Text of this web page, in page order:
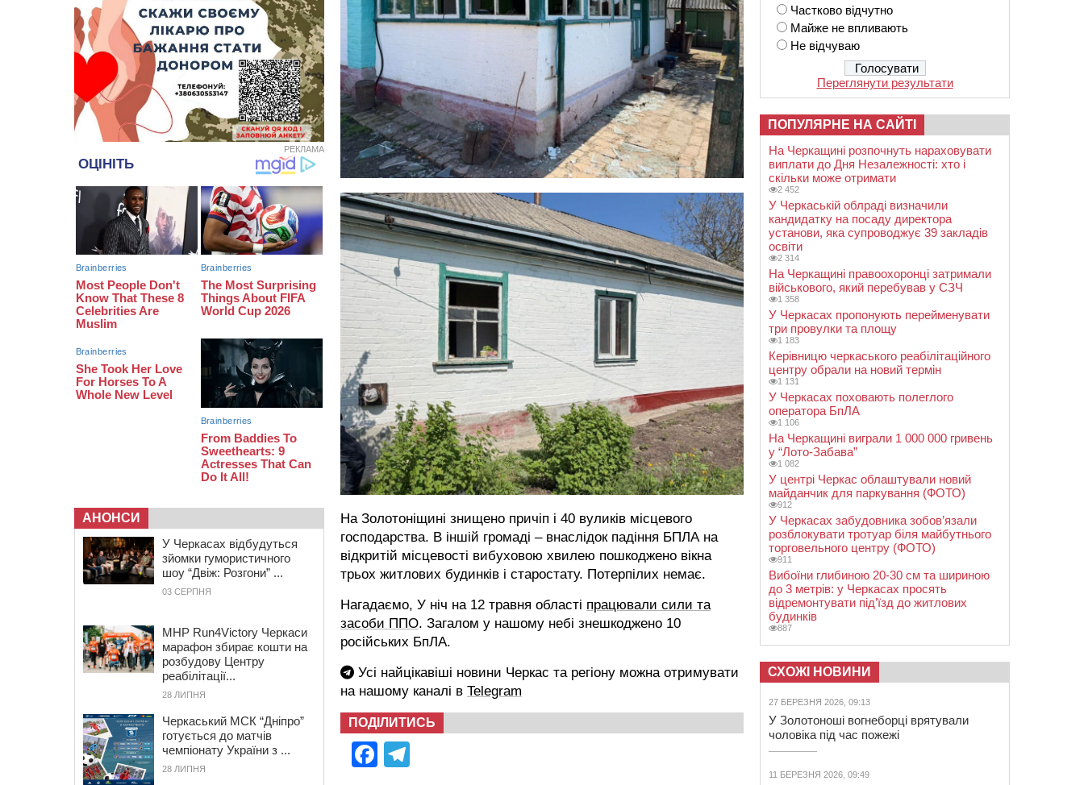
На Золотоніщині знищено причіп і 40 вуликів місцевого
господарства. В іншій громаді – внаслідок падіння БПЛА на
відкритій місцевості вибуховою хвилею пошкоджено вікна
трьох житлових будинків і старостату. Потерпілих немає.
Нагадаємо, У ніч на 12 травня області працювали сили та
засоби ППО. Загалом у нашому небі знешкоджено 10
російських БпЛА.
Усі найцікавіші новини Черкас та регіону можна отримувати
на нашому каналі в Telegram
ПОДІЛИТИСЬ
Facebook
10:15
У Черкасах водій Audi Q5
спричинив аварію, не пропустивши
інший кросовер
09:42
“Черкасиводоканал” пропонує
підвищити тарифи на воду та
водовідведення з 2027 року
09:08
Встановити гойдалки, карусель і
закупити іграшки: у Черкасах
дитсадку
08:22 “На щиті” у Чорнобаївську
громаду повертається полеглий
біля Кліщіївки воїн
07:30
Понад 968 мільйонів гривень
Черкащині
06 СЕРПНЯ 2026, ЧЕТВЕР
21:13 Вісім медалей, з яких чотири
тріумфували на чемпіонаті України
РЕКЛАМА
АНОНСИ
У Черкасах відбудуться
зйомки гумористичного
шоу “Двіж: Розгони” ...
03 СЕРПНЯ
MHP Run4Victory Черкаси
марафон збирає кошти на
розбудову Центру
реабілітації...
28 ЛИПНЯ
Черкаський МСК “Дніпро”
готується до матчів
чемпіонату України з ...
28 ЛИПНЯ
Частково відчутно
Майже не впливають
Не відчуваю
Переглянути результати
ПОПУЛЯРНЕ НА САЙТІ
На Черкащині розпочнуть нараховувати
виплати до Дня Незалежності: хто і
скільки може отримати
2 452
У Черкаській облраді визначили
кандидатку на посаду директора
установи, яка супроводжує 39 закладів
освіти
2 314
На Черкащині правоохоронці затримали
військового, який перебував у СЗЧ
1 358
У Черкасах пропонують перейменувати
три провулки та площу
1 183
Керівницю черкаського реабілітаційного
центру обрали на новий термін
1 131
У Черкасах поховають полеглого
оператора БпЛА
1 106
На Черкащині виграли 1 000 000 гривень
у “Лото-Забава”
1 082
У центрі Черкас облаштували новий
майданчик для паркування (ФОТО)
912
У Черкасах забудовника зобов’язали
розблокувати тротуар біля майбутнього
торговельного центру (ФОТО)
911
Вибоїни глибиною 20-30 см та шириною
до 3 метрів: у Черкасах просять
відремонтувати під’їзд до житлових
будинків
887
СХОЖІ НОВИНИ
27 БЕРЕЗНЯ 2026, 09:13
У Золотоноші вогнеборці врятували
чоловіка під час пожежі
11 БЕРЕЗНЯ 2026, 09:49